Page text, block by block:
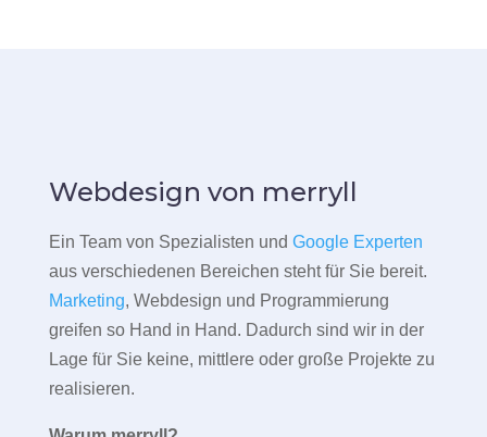
Webdesign von merryll
Ein Team von Spezialisten und Google Experten
aus verschiedenen Bereichen steht für Sie bereit.
Marketing, Webdesign und Programmierung
greifen so Hand in Hand. Dadurch sind wir in der
Lage für Sie keine, mittlere oder große Projekte zu
realisieren.